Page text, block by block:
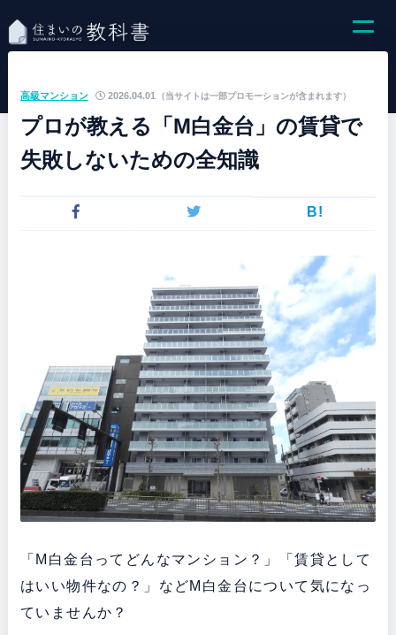
（当サイトは一部プロモーションが含まれます）
高級マンション 2026.04.01
プロが教える「M白金台」の賃貸で
失敗しないための全知識
B!
「M白金台ってどんなマンション？」「賃貸として
はいい物件なの？」などM白金台について気になっ
ていませんか？